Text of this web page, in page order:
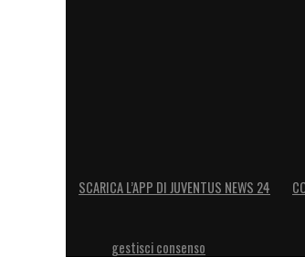
aiutato a livello mentale.
queste parole:
SCARICA L’APP DI JUVENTUS NEWS 24
gestisci consenso